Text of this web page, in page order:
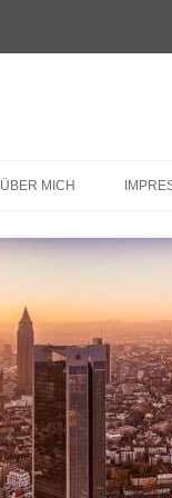
ÜBER MICH